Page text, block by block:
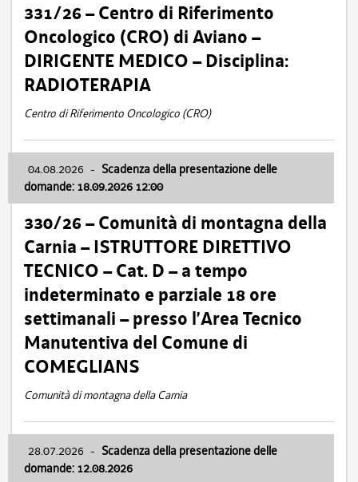
331/26 – Centro di Riferimento
Oncologico (CRO) di Aviano –
DIRIGENTE MEDICO – Disciplina:
RADIOTERAPIA
Centro di Riferimento Oncologico (CRO)
04.08.2026 - Scadenza della presentazione delle
domande: 18.09.2026 12:00
330/26 – Comunità di montagna della
Carnia – ISTRUTTORE DIRETTIVO
TECNICO – Cat. D – a tempo
indeterminato e parziale 18 ore
settimanali – presso l’Area Tecnico
Manutentiva del Comune di
COMEGLIANS
Comunità di montagna della Carnia
28.07.2026 - Scadenza della presentazione delle
domande: 12.08.2026